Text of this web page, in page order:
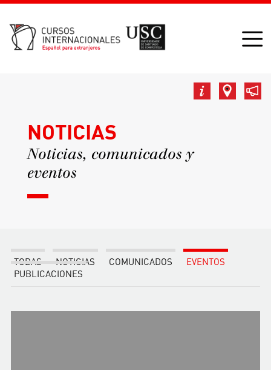
NOTICIAS
Noticias, comunicados y
eventos
TODAS NOTICIAS COMUNICADOS
EVENTOS
PUBLICACIONES